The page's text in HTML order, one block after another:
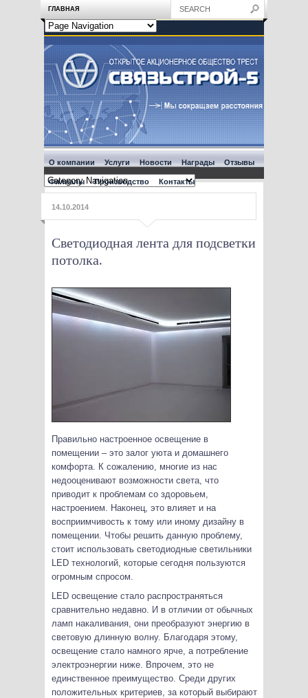
ГЛАВНАЯ
О компании Услуги Новости Награды Отзывы
Филиалы Производство Контакты
14.10.2014
Светодиодная лента для подсветки
потолка.
Правильно настроенное освещение в
помещении – это залог уюта и домашнего
комфорта. К сожалению, многие из нас
недооценивают возможности света, что
приводит к проблемам со здоровьем,
настроением. Наконец, это влияет и на
восприимчивость к тому или иному дизайну в
помещении. Чтобы решить данную проблему,
стоит использовать светодиодные светильники
LED технологий, которые сегодня пользуются
огромным спросом.
LED освещение стало распространяться
сравнительно недавно. И в отличии от обычных
ламп накаливания, они преобразуют энергию в
световую длинную волну. Благодаря этому,
освещение стало намного ярче, а потребление
электроэнергии ниже. Впрочем, это не
единственное преимущество. Среди других
положительных критериев, за который выбирают